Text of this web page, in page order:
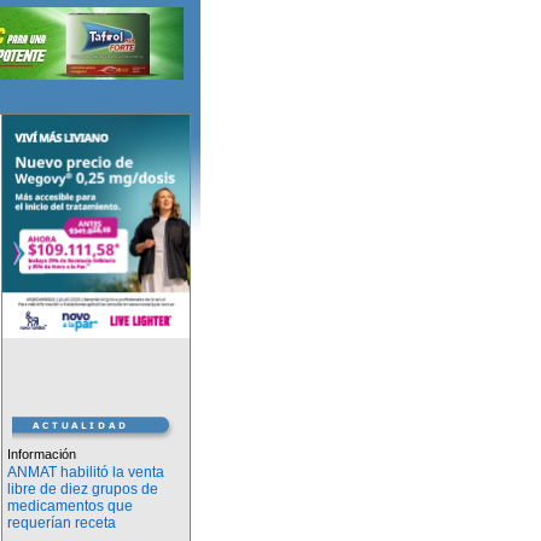
Información
ANMAT habilitó la venta
libre de diez grupos de
medicamentos que
requerían receta